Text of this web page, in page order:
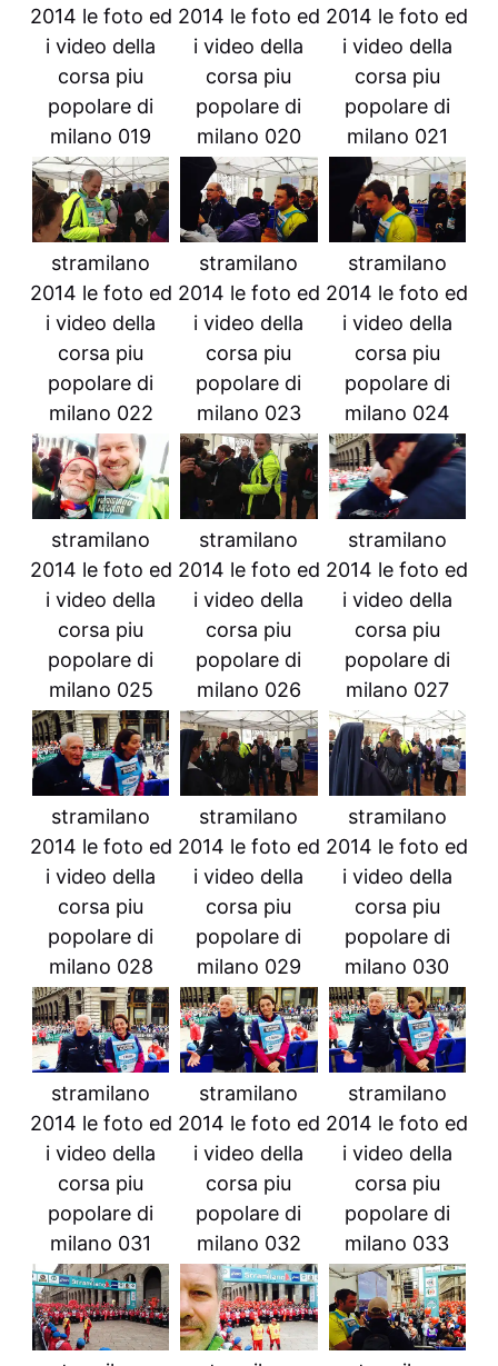
2014 le foto ed
i video della
corsa piu
popolare di
milano 019
2014 le foto ed
i video della
corsa piu
popolare di
milano 020
2014 le foto ed
i video della
corsa piu
popolare di
milano 021
stramilano
2014 le foto ed
i video della
corsa piu
popolare di
milano 022
stramilano
2014 le foto ed
i video della
corsa piu
popolare di
milano 023
stramilano
2014 le foto ed
i video della
corsa piu
popolare di
milano 024
stramilano
2014 le foto ed
i video della
corsa piu
popolare di
milano 025
stramilano
2014 le foto ed
i video della
corsa piu
popolare di
milano 026
stramilano
2014 le foto ed
i video della
corsa piu
popolare di
milano 027
stramilano
2014 le foto ed
i video della
corsa piu
popolare di
milano 028
stramilano
2014 le foto ed
i video della
corsa piu
popolare di
milano 029
stramilano
2014 le foto ed
i video della
corsa piu
popolare di
milano 030
stramilano
2014 le foto ed
i video della
corsa piu
popolare di
milano 031
stramilano
2014 le foto ed
i video della
corsa piu
popolare di
milano 032
stramilano
2014 le foto ed
i video della
corsa piu
popolare di
milano 033